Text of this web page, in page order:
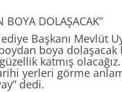
BOYA DOLAŞACAK”
Başkanı Mevlüt
boya
katmış
yerleri görme
dedi.